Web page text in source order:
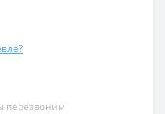
перезвоним